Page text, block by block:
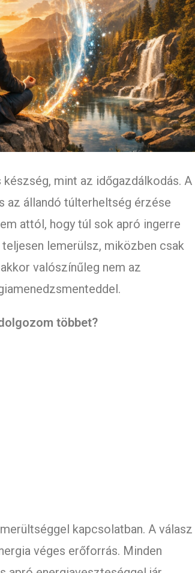
mint az időgazdálkodás. A
az állandó túlterheltség érzése
attól, hogy túl sok apró ingerre
lemerülsz, miközben csak
valószínűleg nem az
többet?
kapcsolatban. A válasz
véges erőforrás. Minden